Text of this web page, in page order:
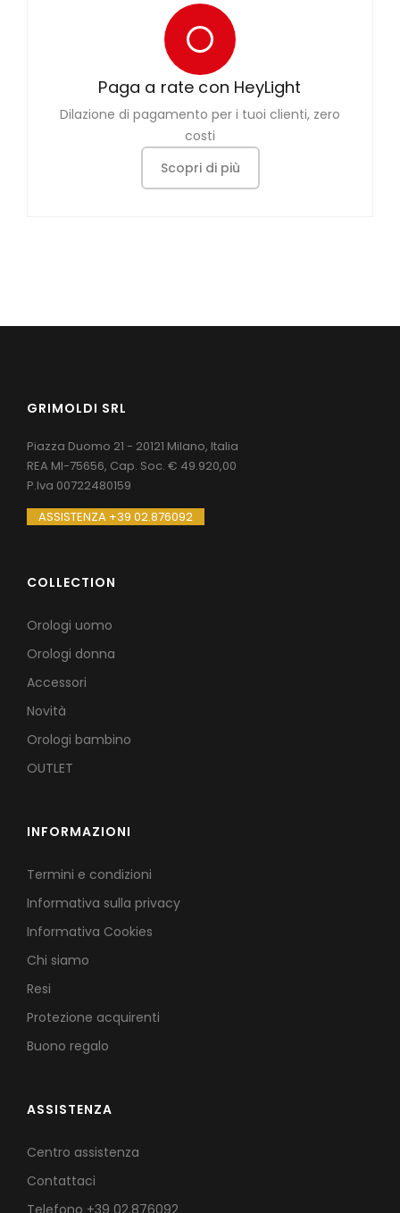
Paga a rate con HeyLight
Dilazione di pagamento per i tuoi clienti, zero
costi
Scopri di più
GRIMOLDI SRL
Piazza Duomo 21 - 20121 Milano, Italia
REA MI-75656, Cap. Soc. € 49.920,00
P.Iva 00722480159
ASSISTENZA +39 02.876092
COLLECTION
Orologi uomo
Orologi donna
Accessori
Novità
Orologi bambino
OUTLET
INFORMAZIONI
Termini e condizioni
Informativa sulla privacy
Informativa Cookies
Chi siamo
Resi
Protezione acquirenti
Buono regalo
ASSISTENZA
Centro assistenza
Contattaci
Telefono +39 02.876092